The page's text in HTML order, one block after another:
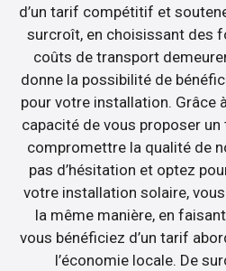
d’un tarif compétitif et
surcroît, en choisissant des
coûts de transport
donne la possibilité de
pour votre installation. Grâce
capacité de vous proposer
compromettre la qualité de
pas d’hésitation et optez
votre installation solaire,
la même manière, en
vous bénéficiez d’un tarif
l’économie locale. De